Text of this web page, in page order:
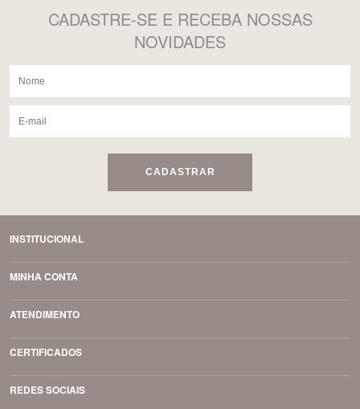
CADASTRE-SE E RECEBA NOSSAS
NOVIDADES
CADASTRAR
INSTITUCIONAL
MINHA CONTA
ATENDIMENTO
CERTIFICADOS
REDES SOCIAIS